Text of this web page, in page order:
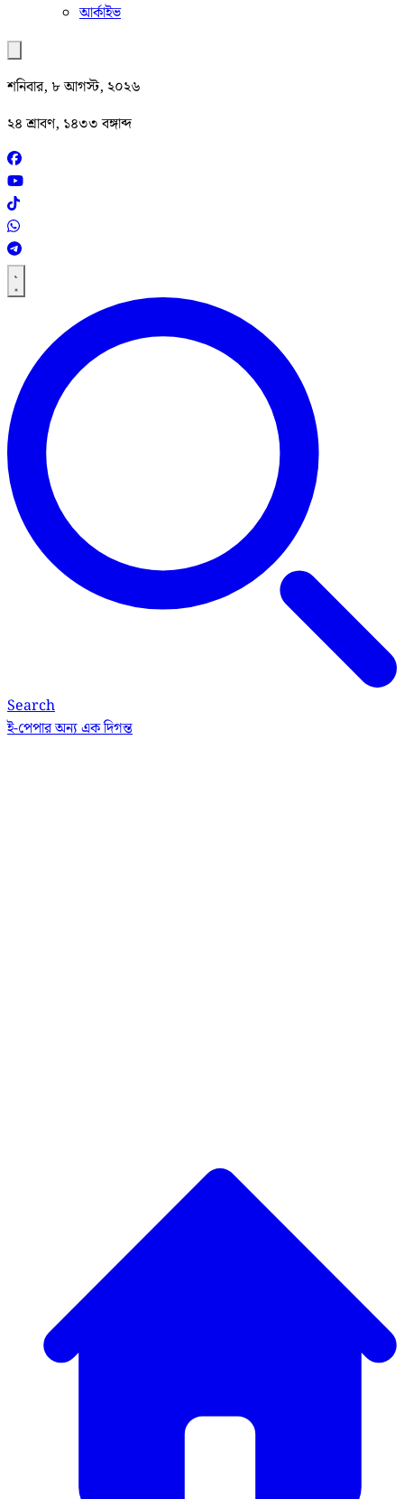
আর্কাইভ
শনিবার, ৮ আগস্ট, ২০২৬
২৪ শ্রাবণ, ১৪৩৩ বঙ্গাব্দ
Search
ই-পেপারঅন্য এক দিগন্ত